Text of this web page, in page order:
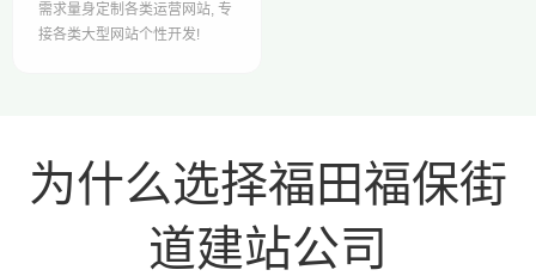
需求量身定制各类运营网站, 专
接各类大型网站个性开发!
为什么选择福田福保街
道建站公司